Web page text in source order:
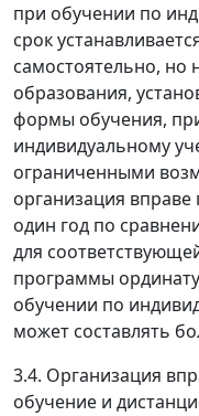
при обучении по
срок
самостоятельно, но
образования,
формы обучения,
индивидуальному
ограниченными
организация
один год по
для
программы
обучении по
может составлять
3.4. Организация
обучение и